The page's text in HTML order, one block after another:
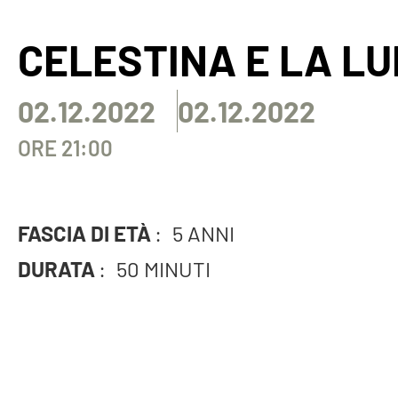
CELESTINA E LA
02.12.2022 02.12.2022
ORE 21:00
FASCIA DI ETÀ : 5 ANNI
DURATA : 50 MINUTI